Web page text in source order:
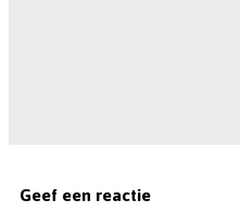
Geef een reactie